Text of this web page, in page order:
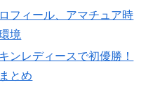
フィール、アマチュア時
境
ンレディースで初優勝！
とめ